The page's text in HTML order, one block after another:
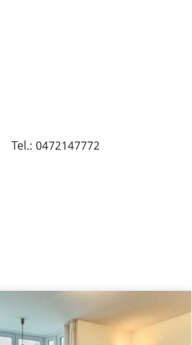
Tel.: 0472147772